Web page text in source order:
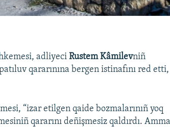
adliyeciRustem Kâmilevniñ
qararınına bergen istinafını red etti,
“izar etilgen qaide bozmalarınıñ yoq
qararını deñişmesiz qaldırdı.